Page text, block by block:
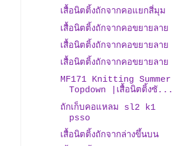
เสื้อนิตติ้งถักจากคอแยกสี่มุม
เสื้อนิตติ้งถักจากคอขยายลาย
เสื้อนิตติ้งถักจากคอขยายลาย
เสื้อนิตติ้งถักจากคอขยายลาย
MF171 Knitting Summer
Topdown |เสื้อนิตติ้งซั...
ถักเก็บคอแหลม sl2 k1
psso
เสื้อนิตติ้งถักจากล่างขึ้นบน